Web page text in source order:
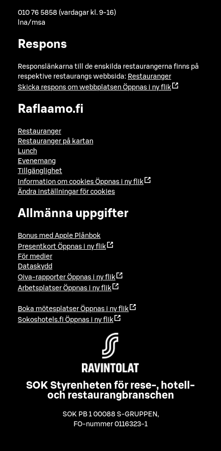
010 76 5858 (vardagar kl. 9-16)
lna/msa
Respons
Responslänkarna till de enskilda restaurangerna finns på
respektive restaurangs webbsida: Restauranger
Skicka respons om webbplatsen Öppnas i ny flik
Raflaamo.fi
Restauranger
Restauranger på kartan
Lunch
Evenemang
Tillgänglighet
Information om cookies Öppnas i ny flik
Ändra inställningar för cookies
Allmänna uppgifter
Bonus med Apple Plånbok
Presentkort Öppnas i ny flik
För medier
Dataskydd
Oiva-rapporter Öppnas i ny flik
Arbetsplatser Öppnas i ny flik
Boka mötesplatser Öppnas i ny flik
Sokoshotels.fi Öppnas i ny flik
SOK Styrenheten för rese-, hotell-
och restaurangbranschen
SOK PB 1 00088 S-GRUPPEN ,
FO-nummer 0116323-1